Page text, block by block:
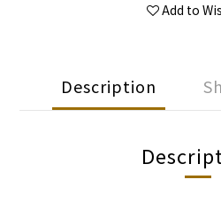
Add to
Description